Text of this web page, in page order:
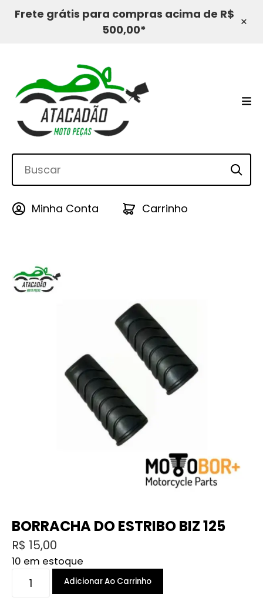
Frete grátis para compras acima de R$
500,00*
×
Minha Conta Carrinho
BORRACHA DO ESTRIBO BIZ 125
R$ 15,00
10 em estoque
BORRACHAAdicionar Ao Carrinho